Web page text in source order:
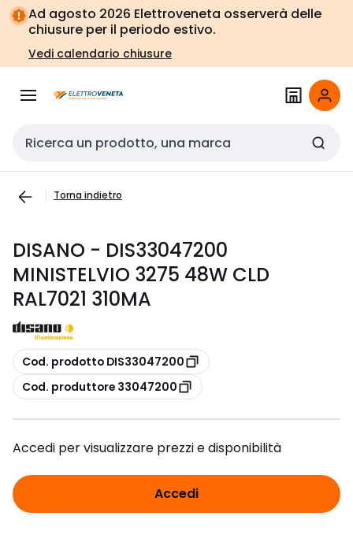
Vai alla
navigazione
Vai
alla
pagina
Ad agosto 2026 Elettroveneta osserverà delle
chiusure per il periodo estivo.
Vedi calendario chiusure
Cerca input
Torna indietro
DISANO - DIS33047200
MINISTELVIO 3275 48W CLD
RAL7021 310MA
copia
Cod. prodotto DIS33047200
copia
Cod. produttore 33047200
Accedi per visualizzare prezzi e disponibilità
Accedi